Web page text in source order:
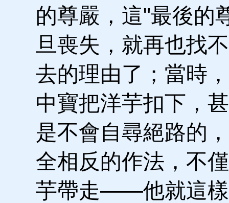
的尊嚴，這"最後的
旦喪失，就再也找
去的理由了；當時
中寶把洋芋扣下，
是不會自尋絕路的
全相反的作法，不
芋帶走——他就這樣